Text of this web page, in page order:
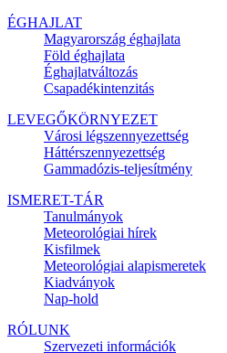
ÉGHAJLAT
Magyarország éghajlata
Föld éghajlata
Éghajlatváltozás
Csapadékintenzitás
LEVEGŐKÖRNYEZET
Városi légszennyezettség
Háttérszennyezettség
Gammadózis-teljesítmény
ISMERET-TÁR
Tanulmányok
Meteorológiai hírek
Kisfilmek
Meteorológiai alapismeretek
Kiadványok
Nap-hold
RÓLUNK
Szervezeti információk